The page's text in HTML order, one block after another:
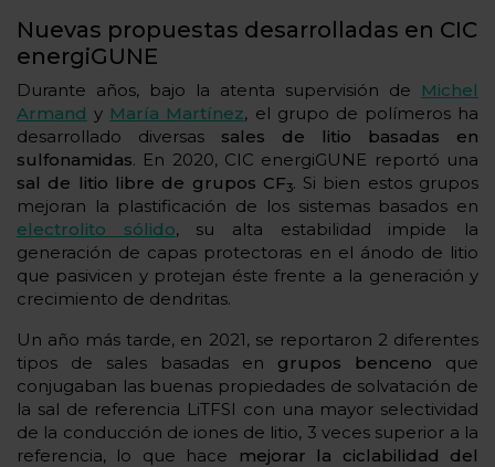
Nuevas propuestas desarrolladas en CIC
energiGUNE
Durante años, bajo la atenta supervisión de
Michel
Armand y María Martínez, el grupo de polímeros ha
desarrollado diversas sales de litio basadas en
sulfonamidas. En 2020, CIC energiGUNE reportó una
sal de litio libre de grupos CF3. Si bien estos grupos
mejoran la plastificación de los sistemas basados en
electrolito sólido, su alta estabilidad impide la
generación de capas protectoras en el ánodo de litio
que pasivicen y protejan éste frente a la generación y
crecimiento de dendritas.
Un año más tarde, en 2021, se reportaron 2 diferentes
tipos de sales basadas en grupos benceno que
conjugaban las buenas propiedades de solvatación de
la sal de referencia LiTFSI con una mayor selectividad
de la conducción de iones de litio, 3 veces superior a la
referencia, lo que hace
mejorar la ciclabilidad del